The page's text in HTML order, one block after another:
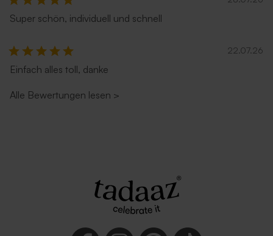
Super schön, individuell und schnell
22.07.26
Einfach alles toll, danke
Alle Bewertungen lesen >